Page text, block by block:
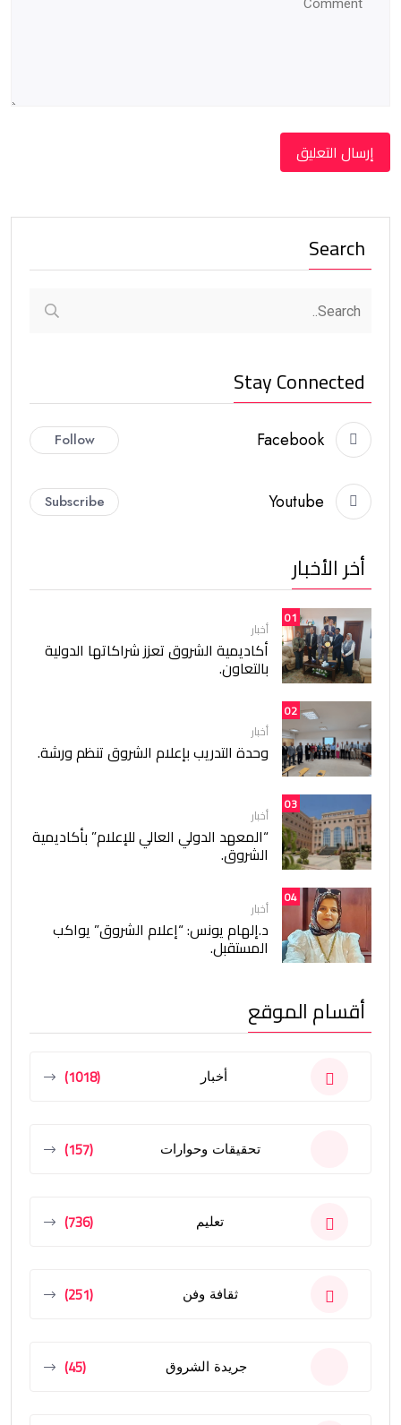
Search
Stay Connected
Facebook
Follow
Youtube
Subscribe
أخر الأخبار
01
أخبار
أكاديمية الشروق تعزز شراكاتها الدولية
بالتعاون.
02
أخبار
وحدة التدريب بإعلام الشروق تنظم ورشة.
03
أخبار
“المعهد الدولي العالي للإعلام” بأكاديمية
الشروق.
04
أخبار
د.إلهام يونس: “إعلام الشروق” يواكب
المستقبل.
أقسام الموقع
أخبار (1018)
تحقيقات وحوارات (157)
تعليم (736)
ثقافة وفن (251)
جريدة الشروق (45)